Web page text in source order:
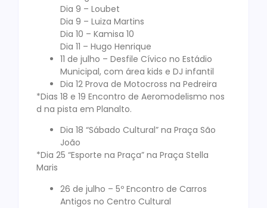
Dia 9 – Loubet
Dia 9 – Luiza Martins
Dia 10 – Kamisa 10
Dia 11 – Hugo Henrique
11 de julho – Desfile Cívico no Estádio
Municipal, com área kids e DJ infantil
Dia 12 Prova de Motocross na Pedreira
*Dias 18 e 19 Encontro de Aeromodelismo nos
d na pista em Planalto.
Dia 18 “Sábado Cultural” na Praça São
João
*Dia 25 “Esporte na Praça” na Praça Stella
Maris
26 de julho – 5º Encontro de Carros
Antigos no Centro Cultural